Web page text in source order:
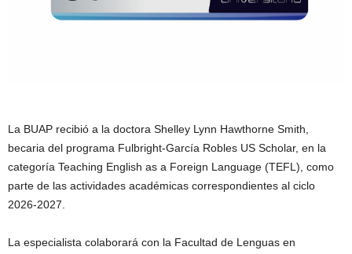
La BUAP recibió a la doctora Shelley Lynn Hawthorne Smith,
becaria del programa Fulbright-García Robles US Scholar, en la
categoría Teaching English as a Foreign Language (TEFL), como
parte de las actividades académicas correspondientes al ciclo
2026-2027.
La especialista colaborará con la Facultad de Lenguas en